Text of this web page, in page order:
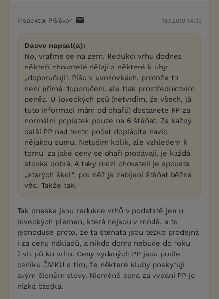
Inspektor Pišišvor 16.1.2019 14:02
Dasvo napsal(a):
No, vraťme se na zem. Redukci vrhu dodnes
někteří chovatelé dělají a některé kluby
„doporučují“. Píšu v uvozovkách, protože to
není přímé doporučení, ale tlak prostřednictvím
peněz. U loveckých psů (netvrdím, že všech, já
tuto informaci mám od ohařů) dostanete PP za
normální poplatek pouze na 6 štěňat. Za každý
další PP nad tento počet doplácíte navíc
nějakou sumu. Netuším kolik, ale vzhledem k
tomu, za jaké ceny se ohaři prodávají, je každá
stovka dobrá. A taky mezi chovateli je spousta
„starých škol“, pro něž je zabíjení štěňat běžná
věc. Takže tak.
Tak dneska jsou redukce vrhů v podstatě jen u
loveckých plemen, která nejsou v módě, a to
jednoduše proto, že ta štěňata jsou těžko prodejná
i za cenu nákladů, a nikdo doma nebude do roku
živit půlku vrhu. Ceny vydaných PP jsou podle
ceníku ČMKU s tím, že některé kluby poskytují
svým členům slevy. Nicméně cena za vydání PP je
nízká částka.